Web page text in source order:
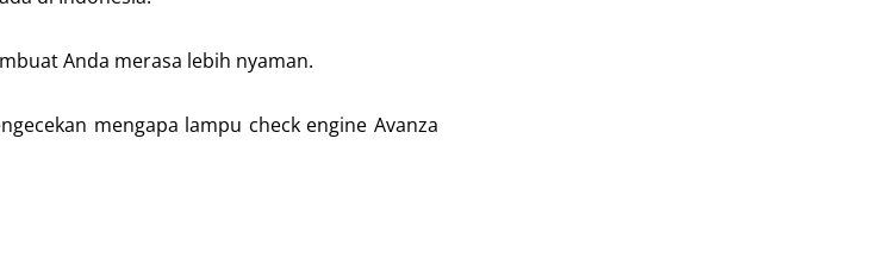
Anda merasa lebih nyaman.
mengapa lampu check engine Avanza